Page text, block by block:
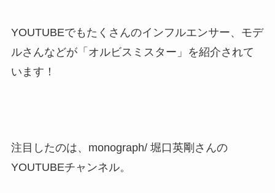
YOUTUBEでもたくさんのインフルエンサー、モデ
ルさんなどが「オルビスミスター」を紹介されて
います！
注目したのは、monograph/ 堀口英剛さんの
YOUTUBEチャンネル。